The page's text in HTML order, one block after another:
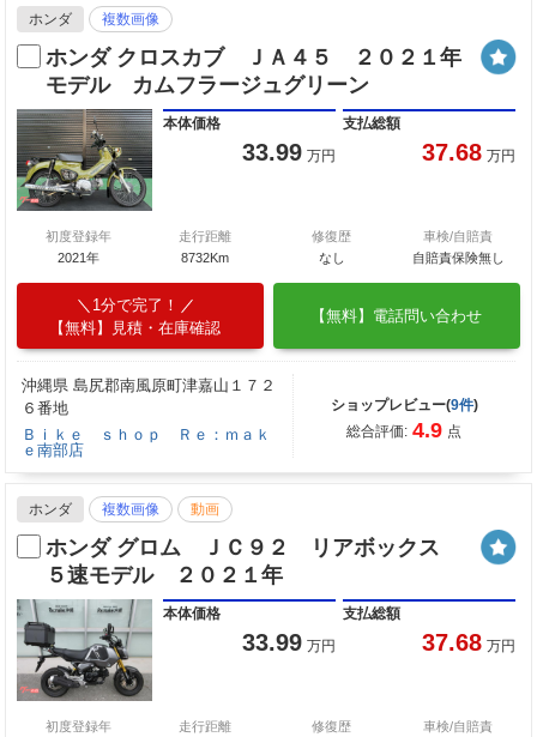
ホンダ 複数画像
ホンダ クロスカブ ＪＡ４５ ２０２１年
モデル カムフラージュグリーン
本体価格
33.99 万円
支払総額
37.68 万円
初度登録年
2021年
走行距離
8732Km
修復歴
なし
車検/自賠責
自賠責保険無し
1分で完了！
【無料】見積・在庫確認
【無料】電話問い合わせ
沖縄県 島尻郡南風原町津嘉山１７２
６番地
Ｂｉｋｅ ｓｈｏｐ Ｒｅ：ｍａｋ
ｅ南部店
ショップレビュー(9件)
総合評価: 4.9 点
ホンダ 複数画像 動画
ホンダ グロム ＪＣ９２ リアボックス
５速モデル ２０２１年
本体価格
33.99 万円
支払総額
37.68 万円
初度登録年
走行距離
修復歴
車検/自賠責